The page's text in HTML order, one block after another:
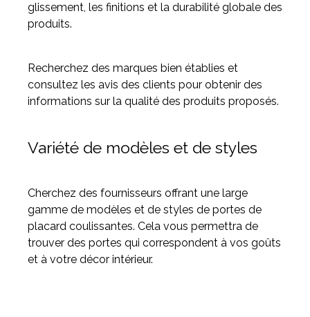
glissement, les finitions et la durabilité globale des
produits.
Recherchez des marques bien établies et
consultez les avis des clients pour obtenir des
informations sur la qualité des produits proposés.
Variété de modèles et de styles
Cherchez des fournisseurs offrant une large
gamme de modèles et de styles de portes de
placard coulissantes. Cela vous permettra de
trouver des portes qui correspondent à vos goûts
et à votre décor intérieur.